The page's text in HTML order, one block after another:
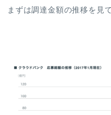
まずは調達金額の推移を見